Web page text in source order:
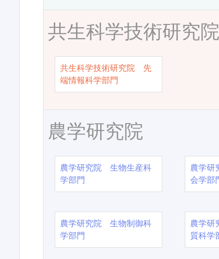
共生科学技術研究
共生科学技術研究院 先
端情報科学部門
農学研究院
農学研究院 生物生産科
学部門
農学
会学部
農学研究院 生物制御科
学部門
農学
質科学